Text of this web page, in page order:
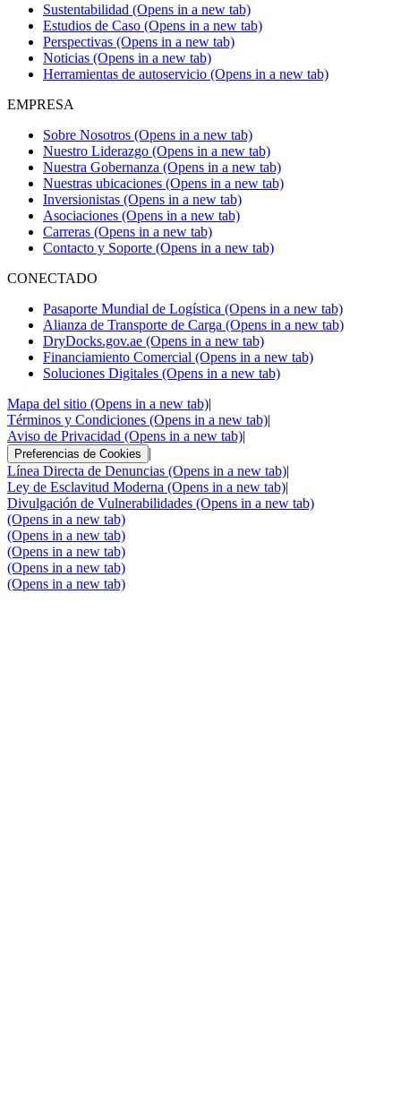
Sustentabilidad (Opens in a new tab)
Estudios de Caso (Opens in a new tab)
Perspectivas (Opens in a new tab)
Noticias (Opens in a new tab)
Herramientas de autoservicio (Opens in a new tab)
EMPRESA
Sobre Nosotros (Opens in a new tab)
Nuestro Liderazgo (Opens in a new tab)
Nuestra Gobernanza (Opens in a new tab)
Nuestras ubicaciones (Opens in a new tab)
Inversionistas (Opens in a new tab)
Asociaciones (Opens in a new tab)
Carreras (Opens in a new tab)
Contacto y Soporte (Opens in a new tab)
CONECTADO
Pasaporte Mundial de Logística (Opens in a new tab)
Alianza de Transporte de Carga (Opens in a new tab)
DryDocks.gov.ae (Opens in a new tab)
Financiamiento Comercial (Opens in a new tab)
Soluciones Digitales (Opens in a new tab)
Mapa del sitio (Opens in a new tab)|
Términos y Condiciones (Opens in a new tab)|
Aviso de Privacidad (Opens in a new tab)|
Preferencias de Cookies
|
Línea Directa de Denuncias (Opens in a new tab)|
Ley de Esclavitud Moderna (Opens in a new tab)|
Divulgación de Vulnerabilidades (Opens in a new tab)
(Opens in a new tab)
(Opens in a new tab)
(Opens in a new tab)
(Opens in a new tab)
(Opens in a new tab)